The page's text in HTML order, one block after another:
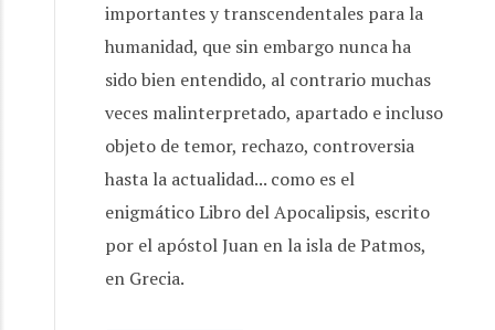
importantes y transcendentales para la
humanidad, que sin embargo nunca ha
sido bien entendido, al contrario muchas
veces malinterpretado, apartado e incluso
objeto de temor, rechazo, controversia
hasta la actualidad... como es el
enigmático Libro del Apocalipsis, escrito
por el apóstol Juan en la isla de Patmos,
en Grecia.